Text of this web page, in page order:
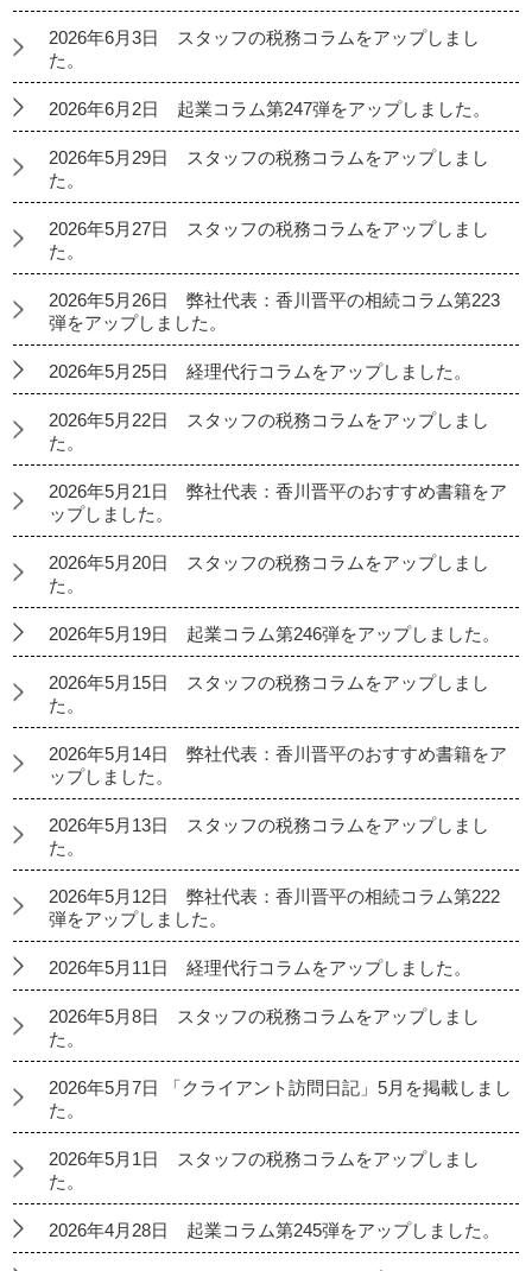
2026年6月3日 スタッフの税務コラムをアップしまし
た。
2026年6月2日 起業コラム第247弾をアップしました。
2026年5月29日 スタッフの税務コラムをアップしまし
た。
2026年5月27日 スタッフの税務コラムをアップしまし
た。
2026年5月26日 弊社代表：香川晋平の相続コラム第223
弾をアップしました。
2026年5月25日 経理代行コラムをアップしました。
2026年5月22日 スタッフの税務コラムをアップしまし
た。
2026年5月21日 弊社代表：香川晋平のおすすめ書籍をア
ップしました。
2026年5月20日 スタッフの税務コラムをアップしまし
た。
2026年5月19日 起業コラム第246弾をアップしました。
2026年5月15日 スタッフの税務コラムをアップしまし
た。
2026年5月14日 弊社代表：香川晋平のおすすめ書籍をア
ップしました。
2026年5月13日 スタッフの税務コラムをアップしまし
た。
2026年5月12日 弊社代表：香川晋平の相続コラム第222
弾をアップしました。
2026年5月11日 経理代行コラムをアップしました。
2026年5月8日 スタッフの税務コラムをアップしまし
た。
2026年5月7日 「クライアント訪問日記」5月を掲載しまし
た。
2026年5月1日 スタッフの税務コラムをアップしまし
た。
2026年4月28日 起業コラム第245弾をアップしました。